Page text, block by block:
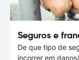
Seguros e
De que tipo de
incorrer em